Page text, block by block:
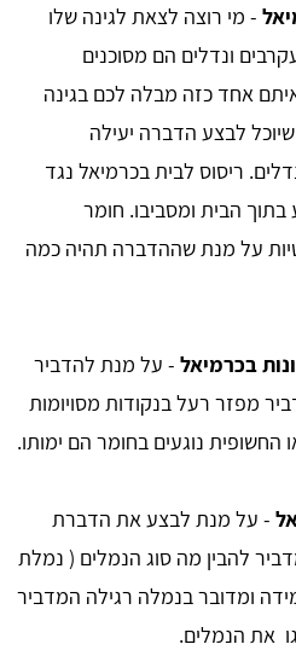
- מי רוצה לצאת לגינה שלו
ונדלים הם מסוכנים
אחד כזה מבלה לכם בגינה
לבצע הדברה יעילה
ריסוס לבית בכרמיאל נגד
הבית ומסביבו. חומר
על מנת שההדברה תהיה כמה
בכרמיאל - על מנת להדביר
מפזר רעל בנקודות מסויומות
החשופית נוגעים בחומר הם ימותו.
- על מנת לבצע את הדברת
להבין מה סוג הנמלים ( נמלת
ומדובר בנמלה רגילה המדביר
את הנמלים.